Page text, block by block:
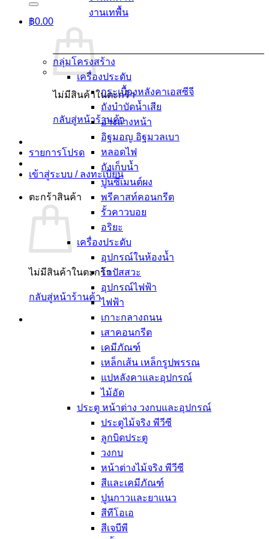
฿0.00
ไม่มีสินค้าในตะกร้า
กลับสู่หน้าร้านค้า
รายการโปรด
เข้าสู่ระบบ / ลงทะเบียน
ตะกร้าสินค้า
ไม่มีสินค้าในตะกร้า
กลับสู่หน้าร้านค้า
งานเทพื้น
กลุ่มโครงสร้าง
เครื่องประดับ
กระเบื้องหลังคาเอสซีจี
ถังบำบัดน้ำเสีย
อ่างล้างหน้า
อิฐมอญ อิฐมวลเบา
หลอดไฟ
ถังเก็บน้ำ
ปูนซีเมนต์ผง
พรีคาสท์คอนกรีต
รั้วคาวบอย
อริยะ
เครื่องประดับ
อุปกรณ์ในห้องน้ำ
โถปัสสวะ
อุปกรณ์ไฟฟ้า
ไฟฟ้า
เกาะกลางถนน
เสาคอนกรีต
เคมีภัณฑ์
เหล็กเส้น เหล็กรูปพรรณ
แปหลังคาและอุปกรณ์
ไม้อัด
ประตู หน้าต่าง วงกบและอุปกรณ์
ประตูไม้จริง พีวีซี
ลูกบิดประตู
วงกบ
หน้าต่างไม้จริง พีวีซี
สีและเคมีภัณฑ์
ปูนกาวและยาแนว
สีทีโอเอ
สีเจบีพี